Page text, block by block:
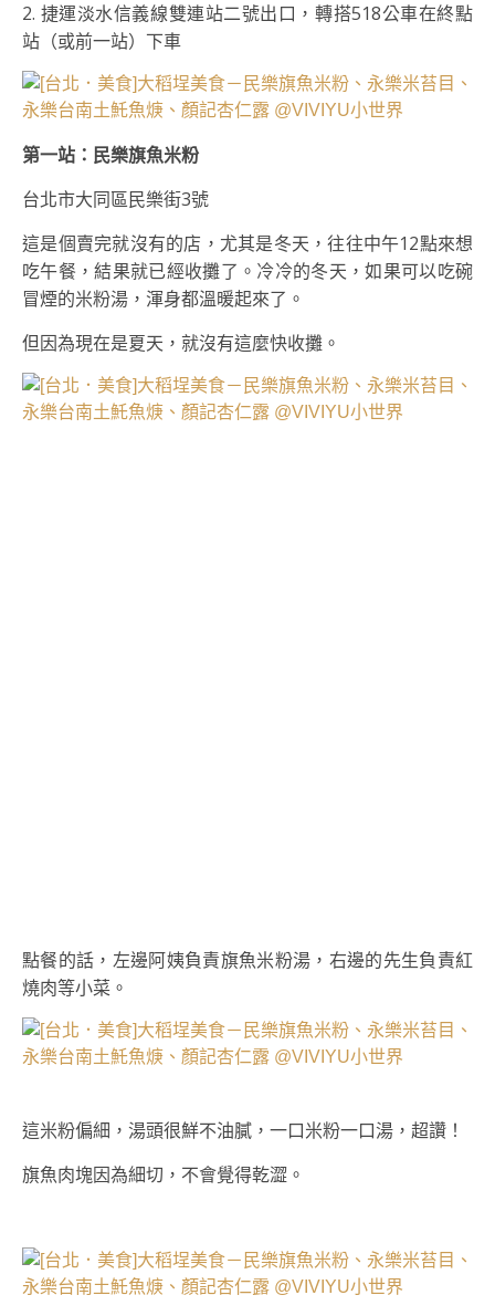
2. 捷運淡水信義線雙連站二號出口，轉搭518公車在終點
站（或前一站）下車
第一站：民樂旗魚米粉
台北市大同區民樂街3號
這是個賣完就沒有的店，尤其是冬天，往往中午12點來想
吃午餐，結果就已經收攤了。 冷冷的冬天，如果可以吃碗
冒煙的米粉湯，渾身都溫暖起來了。
但因為現在是夏天，就沒有這麼快收攤。
點餐的話，左邊阿姨負責旗魚米粉湯，右邊的先生負責紅
燒肉等小菜。
這米粉偏細，湯頭很鮮不油膩，一口米粉一口湯，超讚！
旗魚肉塊因為細切，不會覺得乾澀。